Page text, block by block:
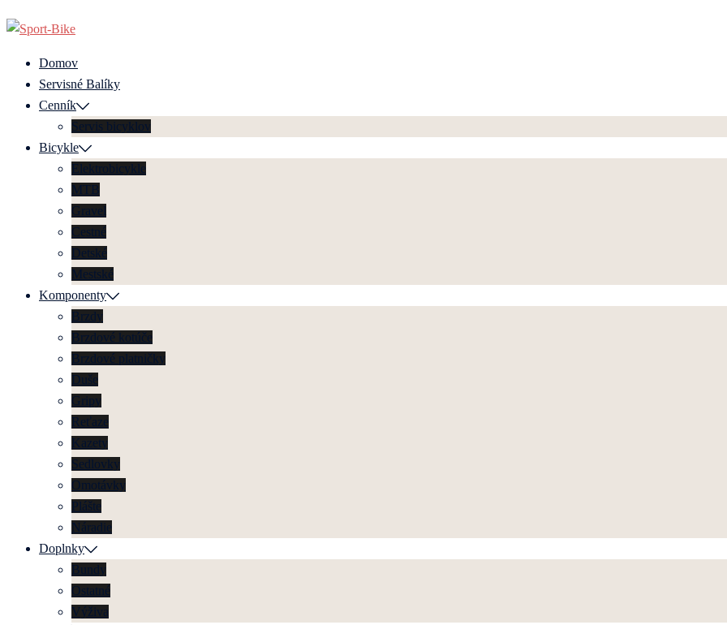
Preskočiť
Domov
Servisné Balíky
Cenník
Servis bicyklov
Bicykle
Elektrobicykle
MTB
Gravel
Cestné
Detské
Mestské
Komponenty
Brzdy
Brzdové kotúče
Brzdové platničky
Duše
Gripy
Reťaze
Kazety
Sedlovky
Omotávky
Plášte
Náradie
Doplnky
Bundy
Ostatné
Výživa